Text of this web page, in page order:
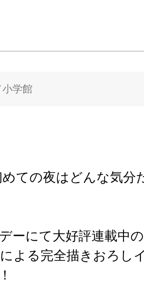
学館
めての夜はどんな気分
ーにて大好評連載中
よる完全描きおろし